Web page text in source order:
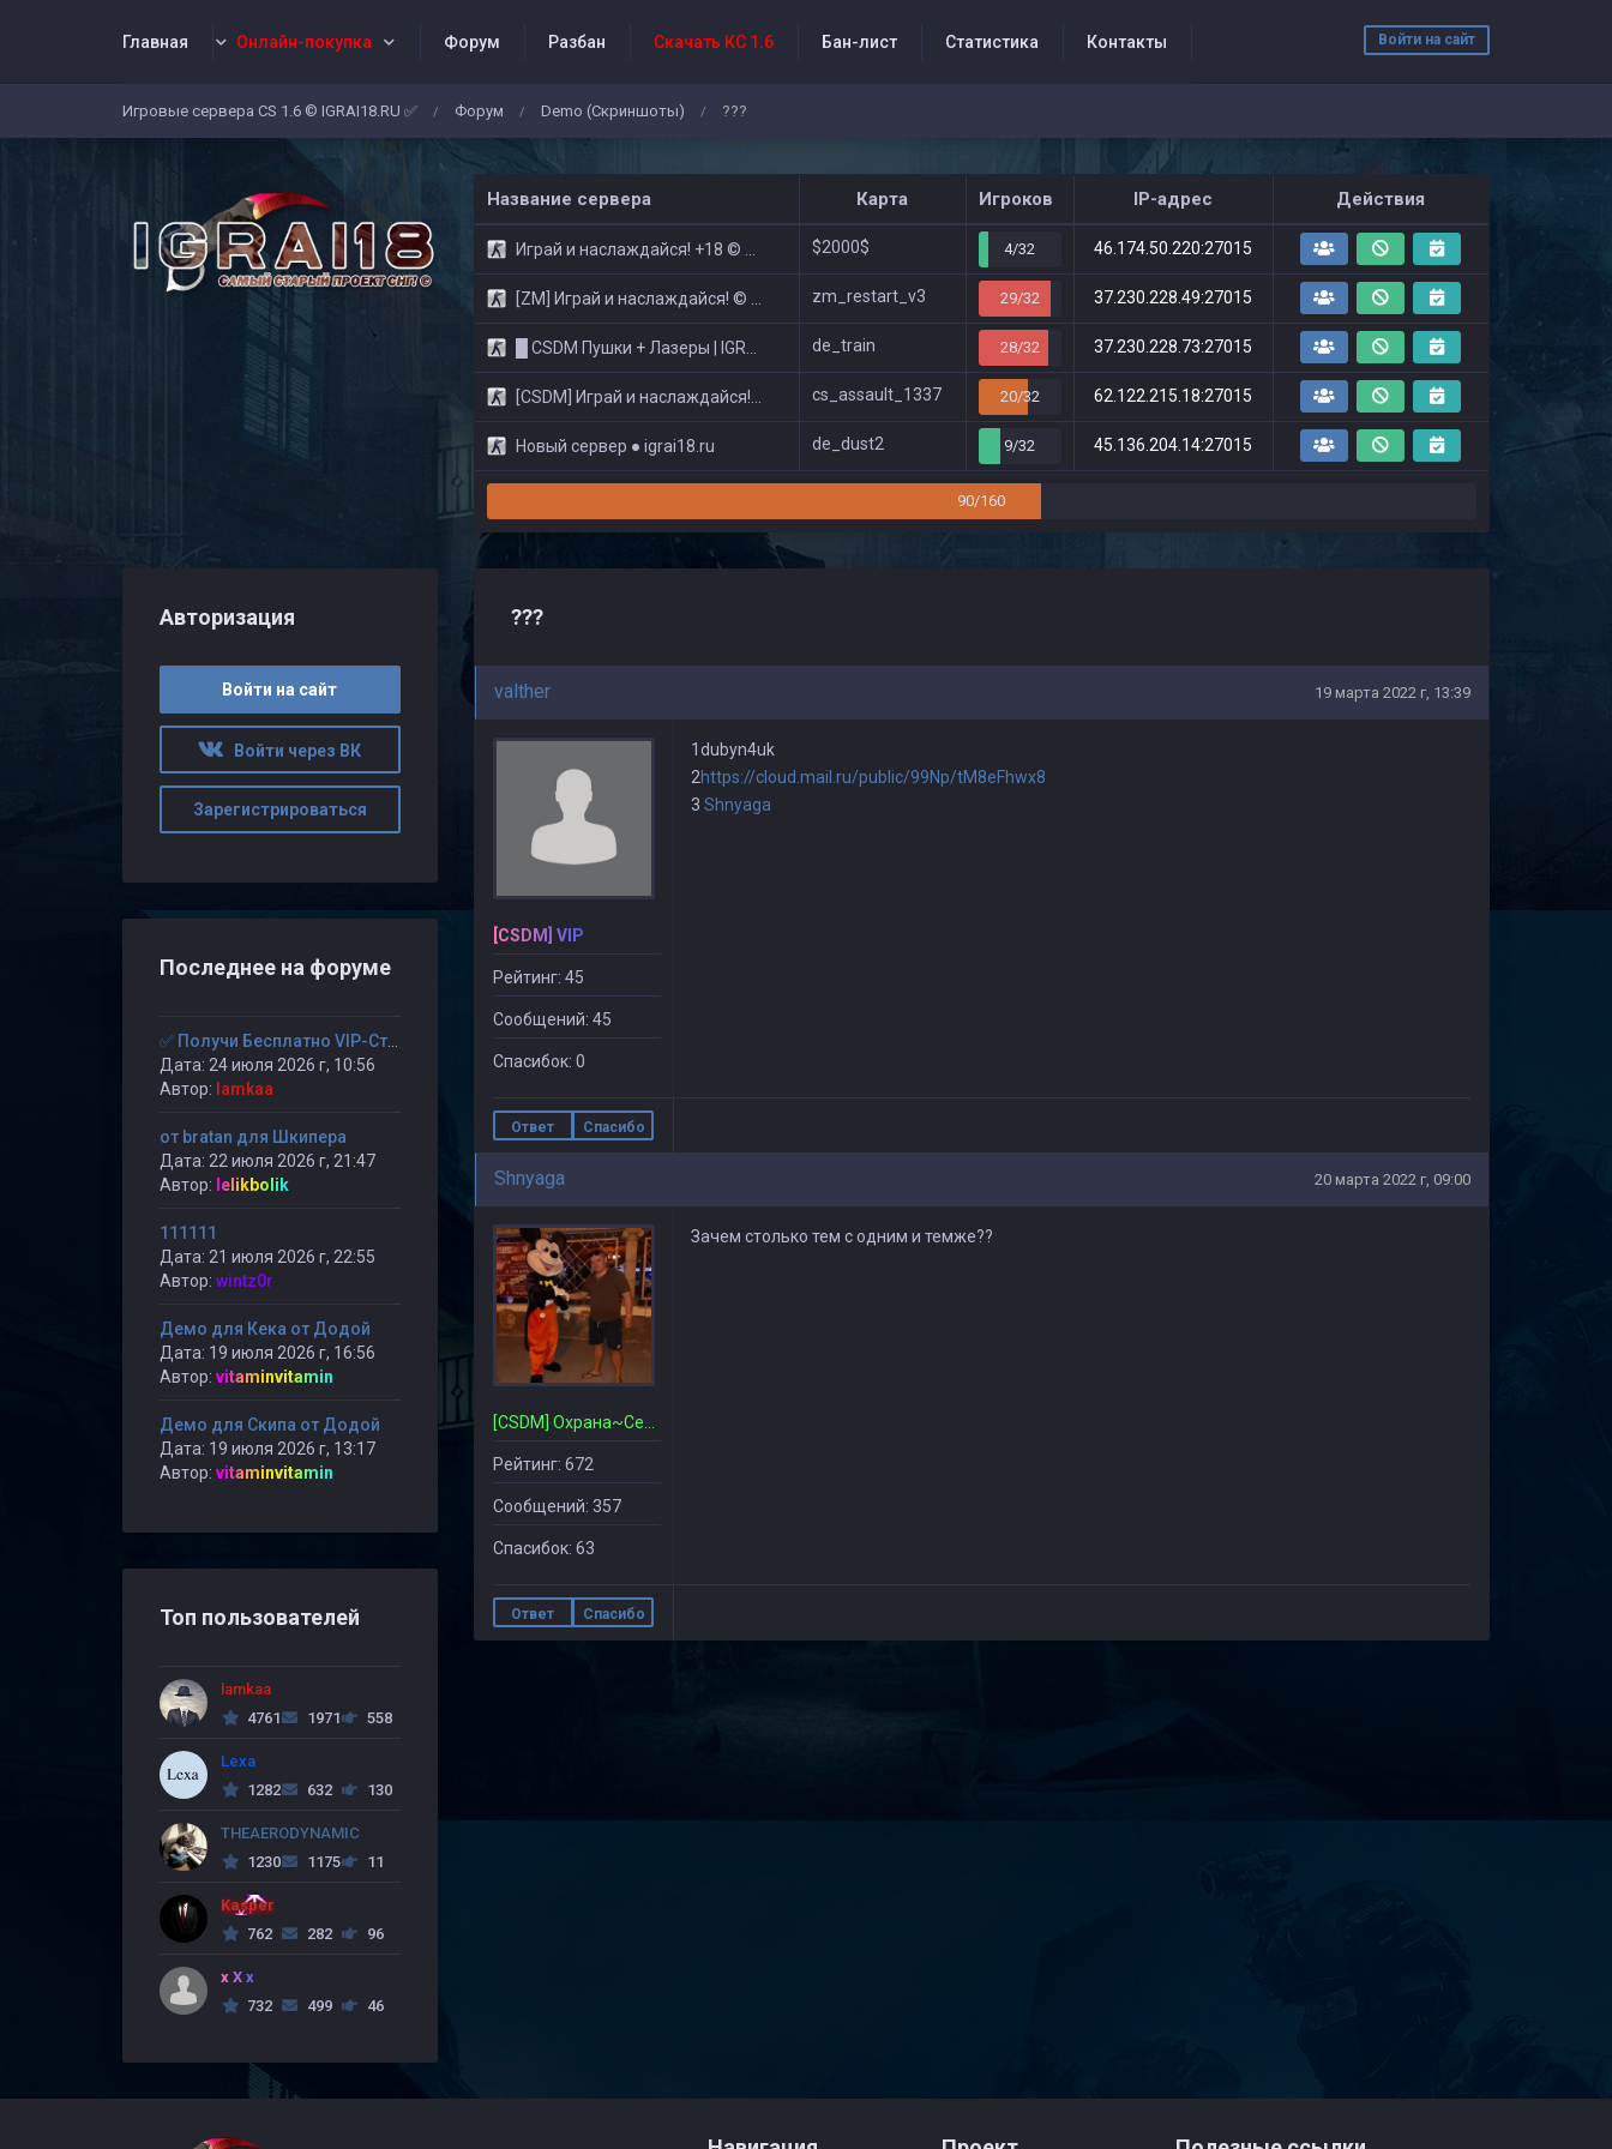
Войти на сайт
Главная Онлайн-покупка Форум Разбан Скачать КС 1.6 Бан-лист Статистика Контакты
События проекта
Игровые сервера CS 1.6 © IGRAI18.RU ✅ / Форум / Demo (Скриншоты) / ???
Название сервера Карта Игроков IP-адрес Действия
Играй и наслаждайся! +18 © Public $2000$ 4/32 46.174.50.220:27015
[ZM] Играй и наслаждайся! © Zombie Show zm_restart_v3 29/32 37.230.228.49:27015
█ CSDM Пушки + Лазеры | IGRAI18.RU ツ █ de_train 28/32 37.230.228.73:27015
[CSDM] Играй и наслаждайся! © Classic cs_assault_1337 20/32 62.122.215.18:27015
Новый сервер ● igrai18.ru de_dust2 9/32 45.136.204.14:27015
90/160
???
valther 19 марта 2022 г, 13:39
[CSDM] VIP
Рейтинг: 45
Сообщений: 45
Спасибок: 0
1dubyn4uk
2https://cloud.mail.ru/public/99Np/tM8eFhwx8
3 Shnyaga
Ответ Спасибо
Shnyaga 20 марта 2022 г, 09:00
Рейтинг: 672
Сообщений: 357
Спасибок: 63
Зачем столько тем с одним и темже??
Ответ Спасибо
Авторизация
Войти на сайт
Войти через ВК
Зарегистрироваться
Последнее на форуме
Дата: 24 июля 2026 г, 10:56
Автор: lamkaa
от bratan для Шкипера
Дата: 22 июля 2026 г, 21:47
Автор: lelikbolik
111111
Дата: 21 июля 2026 г, 22:55
Автор: wintz0r
Демо для Кека от Додой
Дата: 19 июля 2026 г, 16:56
Автор: vitaminvitamin
Демо для Скипа от Додой
Дата: 19 июля 2026 г, 13:17
Автор: vitaminvitamin
Топ пользователей
lamkaa
4761
1971 558
Lexa
1282
632 130
THEAERODYNAMIC
1230
1175 11
Kasper
762
282 96
x X x
732
499 46